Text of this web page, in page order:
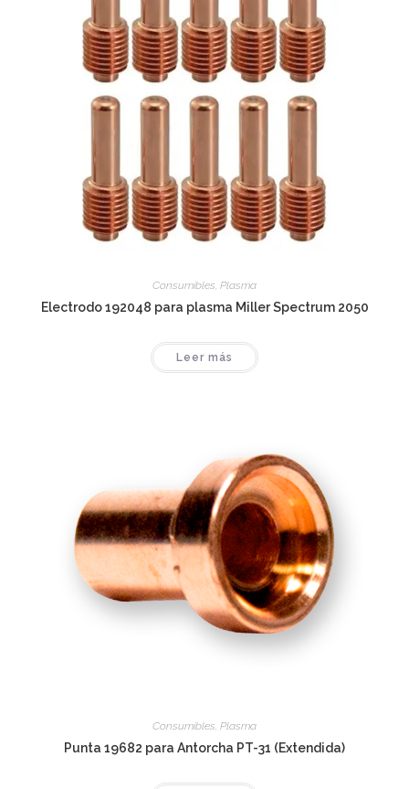
Consumibles, Plasma
Electrodo 192048 para plasma Miller Spectrum 2050
Leer más
Consumibles, Plasma
Punta 19682 para Antorcha PT-31 (Extendida)